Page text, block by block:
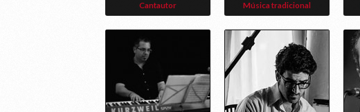
Cantautor
Música tradicional